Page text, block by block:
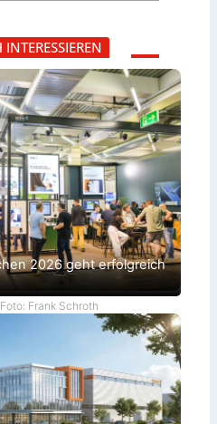
2026 geht erfolgreich
Frank Schroth